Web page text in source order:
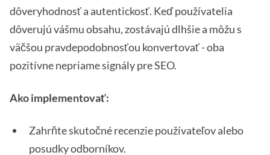
dôveryhodnosť a autentickosť. Keď používatelia
dôverujú vášmu obsahu, zostávajú dlhšie a môžu s
väčšou pravdepodobnosťou konvertovať - oba
pozitívne nepriame signály pre SEO.
Ako implementovať:
Zahrňte skutočné recenzie používateľov alebo
posudky odborníkov.